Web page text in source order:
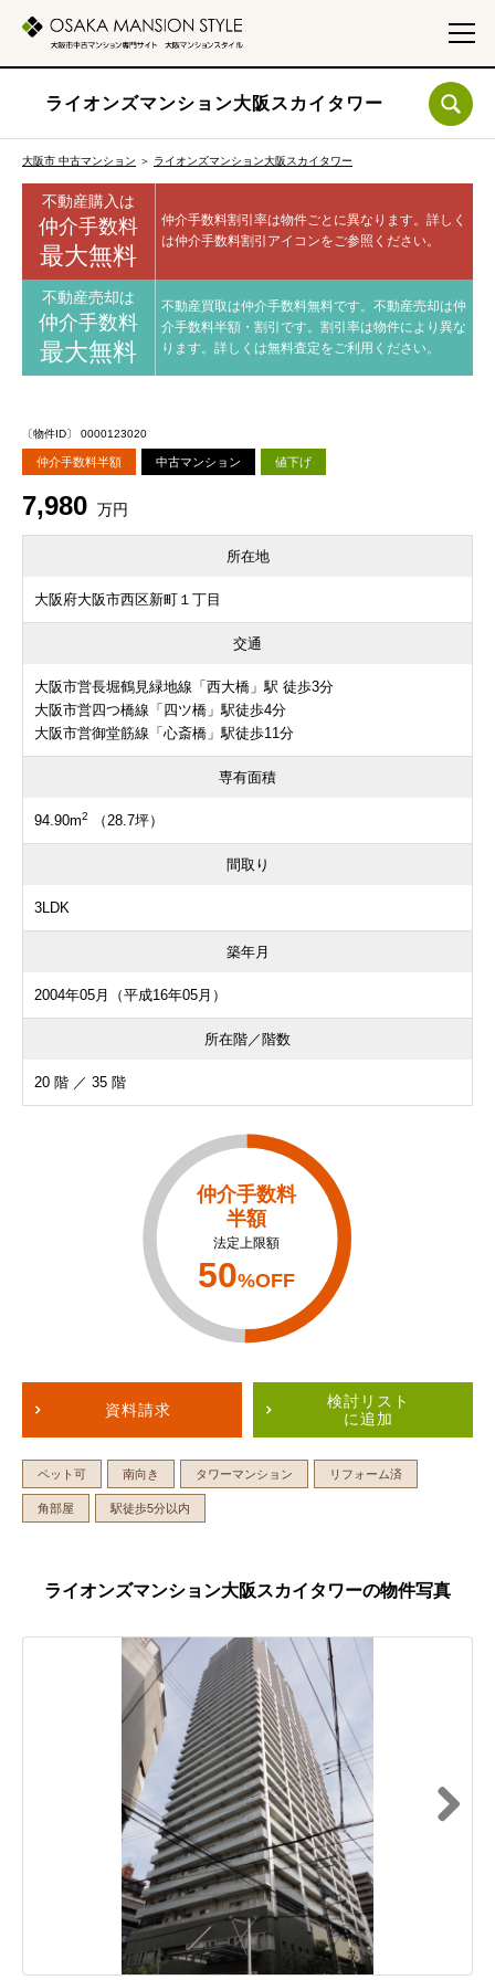
ライオンズマンション大阪スカイタワー
大阪市 中古マンション ＞ ライオンズマンション大阪スカイタワー
不動産購入は
仲介手数料
最大無料
仲介手数料割引率は物件ごとに異なります。 詳しく
は仲介手数料割引アイコンをご参照ください。
不動産売却は
仲介手数料
最大無料
不動産買取は仲介手数料無料です。 不動産売却は仲
介手数料半額・割引です。 割引率は物件により異な
ります。 詳しくは無料査定をご利用ください。
〔物件ID〕 0000123020
仲介手数料半額 中古マンション 値下げ
7,980 万円
所在地
大阪府大阪市西区新町１丁目
交通
大阪市営長堀鶴見緑地線「西大橋」駅 徒歩3分
大阪市営四つ橋線「四ツ橋」駅徒歩4分
大阪市営御堂筋線「心斎橋」駅徒歩11分
専有面積
94.90m2 （28.7坪）
間取り
3LDK
築年月
2004年05月（平成16年05月）
所在階／階数
20 階 ／ 35 階
仲介手数料
半額
法定上限額
50%OFF
資料請求
検討リスト
に追加
ペット可 南向き タワーマンション リフォーム済
角部屋 駅徒歩5分以内
ライオンズマンション大阪スカイタワーの物件写真